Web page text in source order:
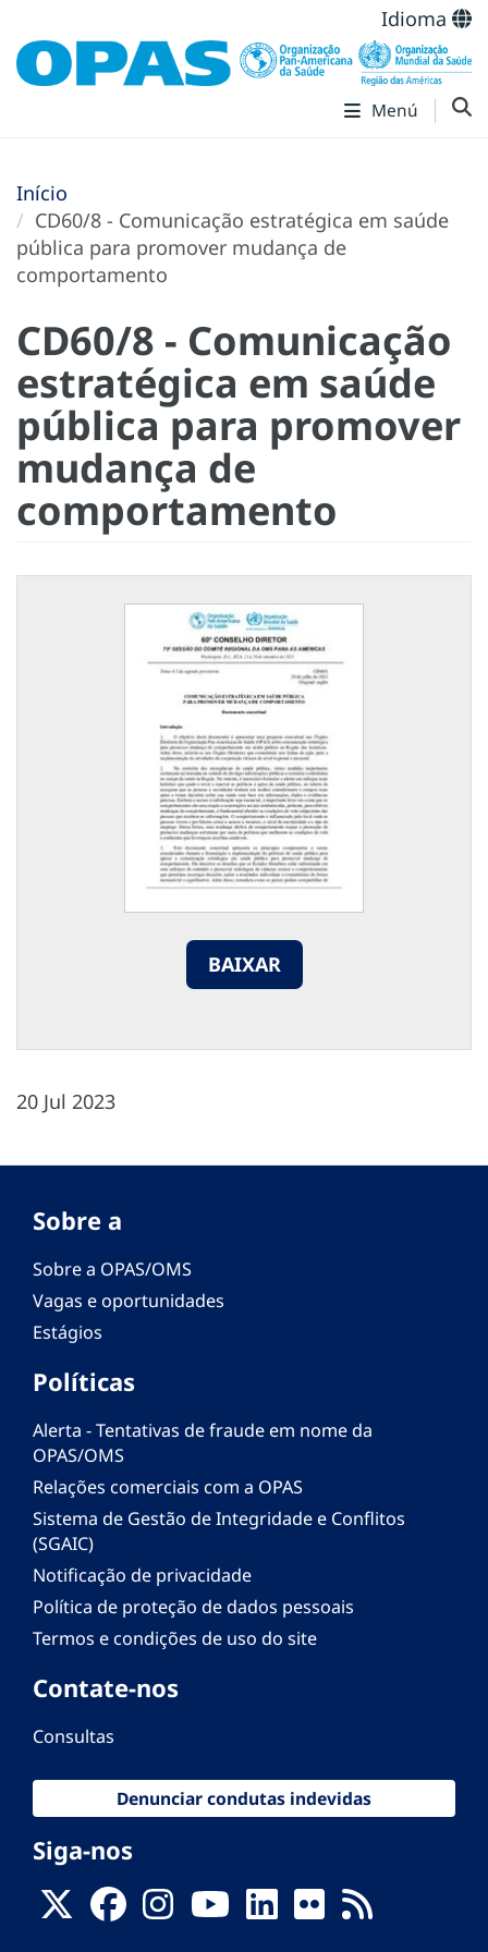
Idioma
Menú
Início
CD60/8 - Comunicação estratégica em saúde
pública para promover mudança de
comportamento
CD60/8 - Comunicação
estratégica em saúde
pública para promover
mudança de
comportamento
BAIXAR
20 Jul 2023
Sobre a
Sobre a OPAS/OMS
Vagas e oportunidades
Estágios
Políticas
Alerta - Tentativas de fraude em nome da
OPAS/OMS
Relações comerciais com a OPAS
Sistema de Gestão de Integridade e Conflitos
(SGAIC)
Notificação de privacidade
Política de proteção de dados pessoais
Termos e condições de uso do site
Contate-nos
Consultas
Denunciar condutas indevidas
Siga-nos